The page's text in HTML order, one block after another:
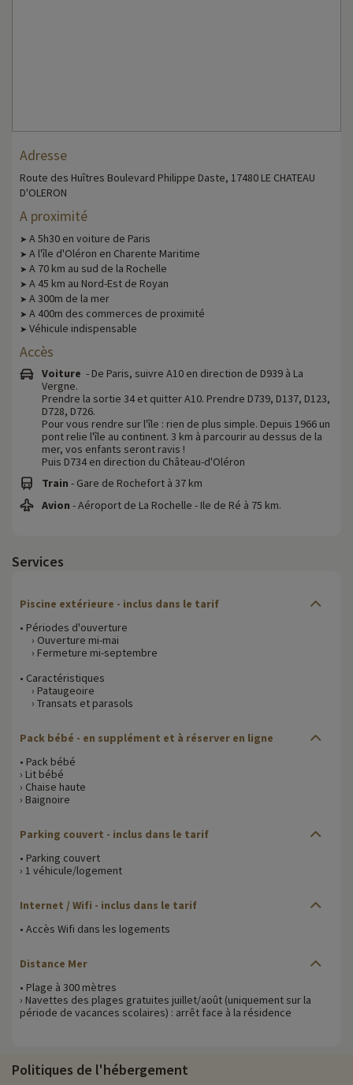
Adresse
Route des Huîtres Boulevard Philippe Daste, 17480 LE CHATEAU
D'OLERON
A proximité
➤ A 5h30 en voiture de Paris
➤ A l'île d'Oléron en Charente Maritime
➤ A 70 km au sud de la Rochelle
➤ A 45 km au Nord-Est de Royan
➤ A 300m de la mer
➤ A 400m des commerces de proximité
➤ Véhicule indispensable
Accès
Voiture - De Paris, suivre A10 en direction de D939 à La
Vergne.
Prendre la sortie 34 et quitter A10. Prendre D739, D137, D123,
D728, D726.
Pour vous rendre sur l'île : rien de plus simple. Depuis 1966 un
pont relie l'île au continent. 3 km à parcourir au dessus de la
mer, vos enfants seront ravis !
Puis D734 en direction du Château-d'Oléron
Train - Gare de Rochefort à 37 km
Avion - Aéroport de La Rochelle - Ile de Ré à 75 km.
Services
Piscine extérieure - inclus dans le tarif
• Périodes d'ouverture
› Ouverture mi-mai
› Fermeture mi-septembre
• Caractéristiques
› Pataugeoire
› Transats et parasols
Pack bébé - en supplément et à réserver en ligne
• Pack bébé
› Lit bébé
› Chaise haute
› Baignoire
Parking couvert - inclus dans le tarif
• Parking couvert
› 1 véhicule/logement
Internet / Wifi - inclus dans le tarif
• Accès Wifi dans les logements
Distance Mer
• Plage à 300 mètres
› Navettes des plages gratuites juillet/août (uniquement sur la
période de vacances scolaires) : arrêt face à la résidence
Politiques de l'hébergement